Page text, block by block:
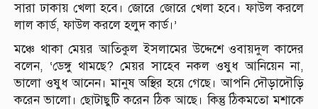
সারা ঢাকায় খেলা হবে। জোরে জোরে খেলা হবে। ফাউল করলে
লাল কার্ড, ফাউল করলে হলুদ কার্ড।’
মঞ্চে থাকা মেয়র আতিকুল ইসলামের উদ্দেশে ওবায়দুল কাদের
বলেন, ‘ডেঙ্গু থামছে? মেয়র সাহেব নকল ওষুধ আনিয়েন না,
ভালো ওষুধ আনেন। মানুষ অস্থির হয়ে গেছে। আপনি দৌড়াদৌড়ি
করেন ভালো। ছোটাছুটি করেন ঠিক আছে। কিন্তু ঠিকমতো মশাকে